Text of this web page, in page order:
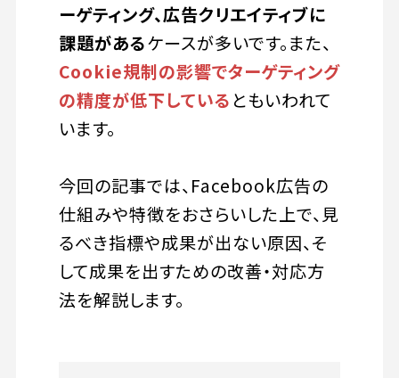
ーゲティング、広告クリエイティブに
課題があるケースが多いです。また、
Cookie規制の影響でターゲティング
の精度が低下している ともいわれて
います。
今回の記事では、Facebook広告の
仕組みや特徴をおさらいした上で、見
るべき指標や成果が出ない原因、そ
して成果を出すための改善・対応方
法を解説します。